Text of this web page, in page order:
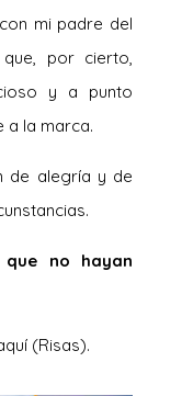
mi padre del
que, por cierto,
y a punto
a la marca.
de alegría y de
no hayan
(Risas).